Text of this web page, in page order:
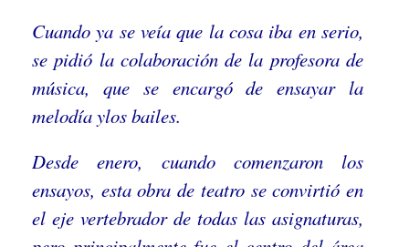
Cuando ya se veía que la cosa iba en serio,
se pidió la colaboración de la profesora de
música, que se encargó de ensayar la
melodía ylos bailes.
Desde enero, cuando comenzaron los
ensayos, esta obra de teatro se convirtió en
el eje vertebrador de todas las asignaturas,